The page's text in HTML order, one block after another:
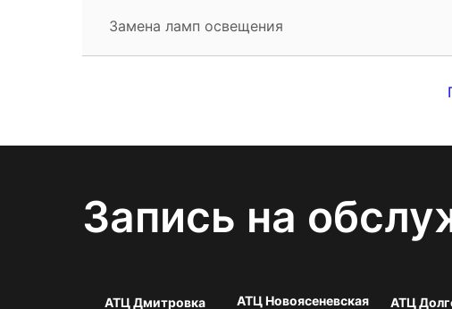
Замена ламп освещения
Запись на
АТЦ Дмитровка
АТЦ Новоясеневская
АТЦ